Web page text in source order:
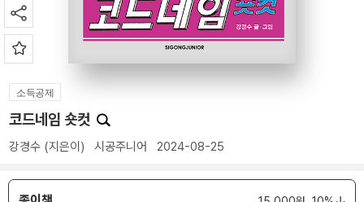
소득공제
코드네임 숏컷
강경수 (지은이) 시공주니어 2024-08-25